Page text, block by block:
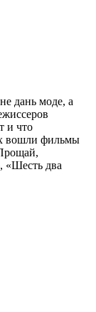
дань моде, а
и что
вошли фильмы
«Шесть два